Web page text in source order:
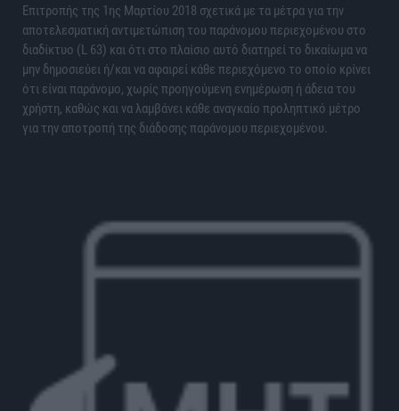
Επιτροπής της 1ης Μαρτίου 2018 σχετικά με τα μέτρα για την
αποτελεσματική αντιμετώπιση του παράνομου περιεχομένου στο
διαδίκτυο (L 63) και ότι στο πλαίσιο αυτό διατηρεί το δικαίωμα να
μην δημοσιεύει ή/και να αφαιρεί κάθε περιεχόμενο το οποίο κρίνει
ότι είναι παράνομο, χωρίς προηγούμενη ενημέρωση ή άδεια του
χρήστη, καθώς και να λαμβάνει κάθε αναγκαίο προληπτικό μέτρο
για την αποτροπή της διάδοσης παράνομου περιεχομένου.